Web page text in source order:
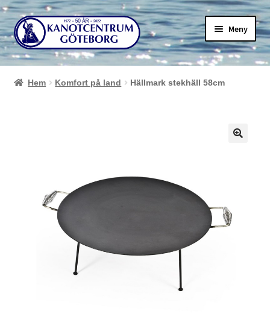
Hoppa
till
navigering
Hoppa
till
innehåll
Meny
Hem Komfort på land Hällmark stekhäll 58cm